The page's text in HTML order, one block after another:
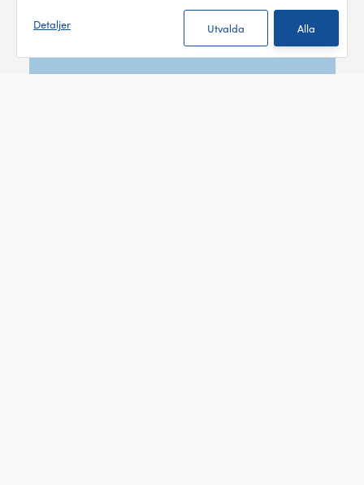
Detaljer